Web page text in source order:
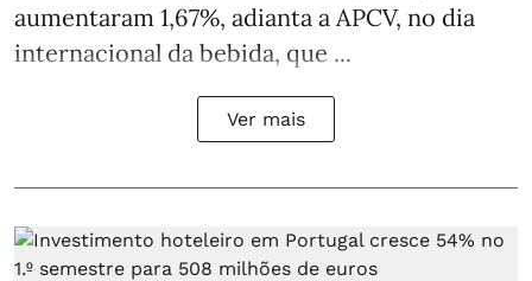
aumentaram 1,67%, adianta a APCV, no dia
internacional da bebida, que ...
Ver mais